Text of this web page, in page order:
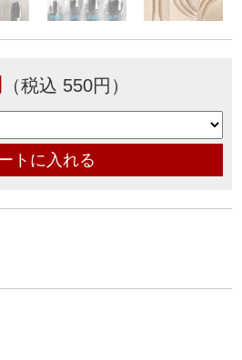
（税込 550円）